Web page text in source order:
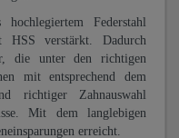
Federstahl
verstärkt. Dadurch
die unter den richtigen
mit entsprechend dem
richtiger Zahnauswahl
Mit dem langlebigen
erreicht.